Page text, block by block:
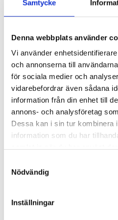
Samtycke
Denna webbplats använder
Vi använder
och annonserna till
för sociala medier och
vidarebefordrar även sådana
information från din enhet till
annons- och analysföretag
Dessa kan i sin tur kombinera
information som du har
Nödvändig
Inställningar
andra industrier där ett
rostfritt stål är
vara fallet vid
vätskor. För användning
mediatemperatur finns
300°C.
Mätområde: 0...60 bar
Utgångstyp: PNP,
Processtilkobling: G 1/2,